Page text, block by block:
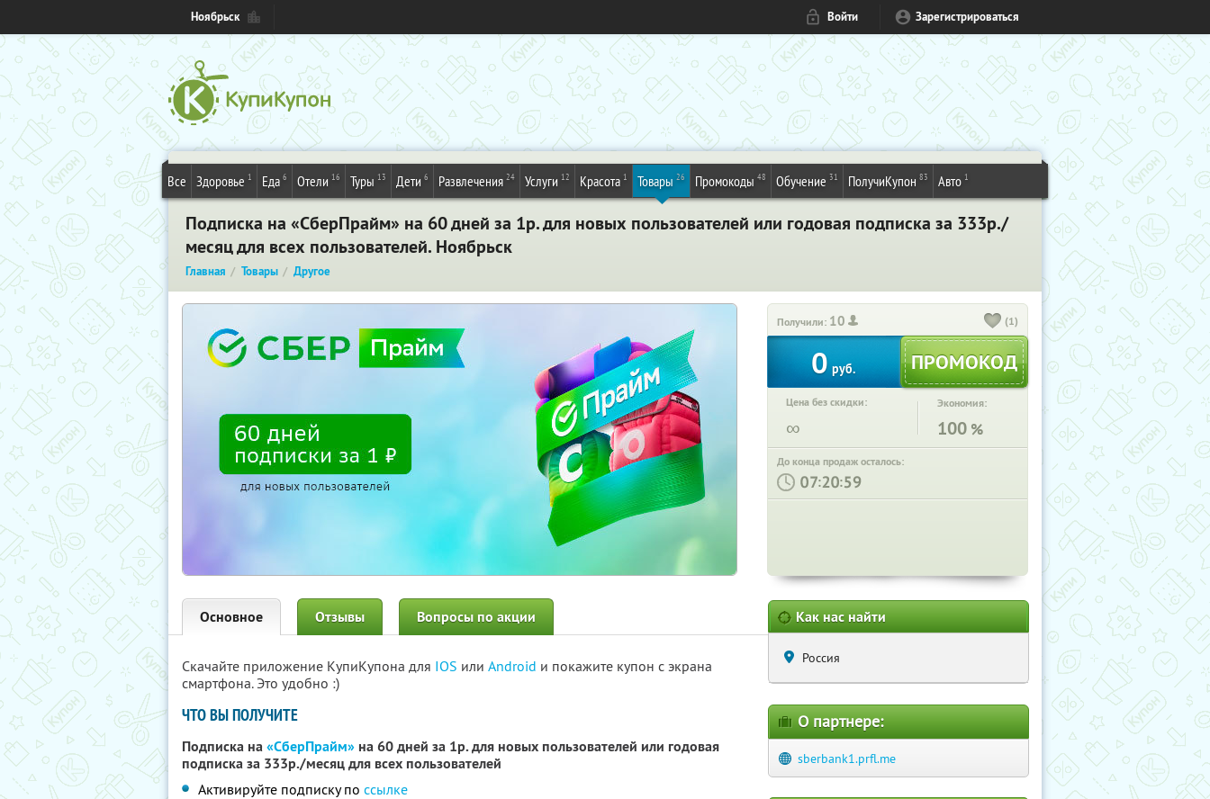
Ноябрьск Войти Зарегистрироваться
Все Здоровье 1 Еда 6 Отели 16 Туры 13 Дети 6 Развлечения 24 Услуги 12 Красота 1 Товары 26 Промокоды 48 Обучение 31 ПолучиКупон 83 Авто 1
Подписка на «СберПрайм» на 60 дней за 1р. для новых пользователей или годовая подписка за 333р./
месяц для всех пользователей. Ноябрьск
Главная Товары Другое
Получили: 10 (1)
0 руб.
Цена без скидки:
∞
Экономия:
100 %
До конца продаж осталось:
: :
Основное Отзывы Вопросы по акции
Скачайте приложение КупиКупона для IOS или Android и покажите купон с экрана
смартфона. Это удобно :)
ЧТО ВЫ ПОЛУЧИТЕ
Подписка на«СберПрайм» на 60 дней за 1р. для новых пользователей или годовая
подписка за 333р./месяц для всех пользователей
Активируйте подписку по ссылке
Как нас найти
Россия
О партнере:
sberbank1.prfl.me